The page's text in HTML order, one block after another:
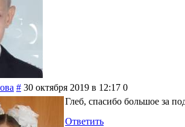
# 30 октября 2019 в 12:17 0
Глеб, спасибо большое за
Ответить